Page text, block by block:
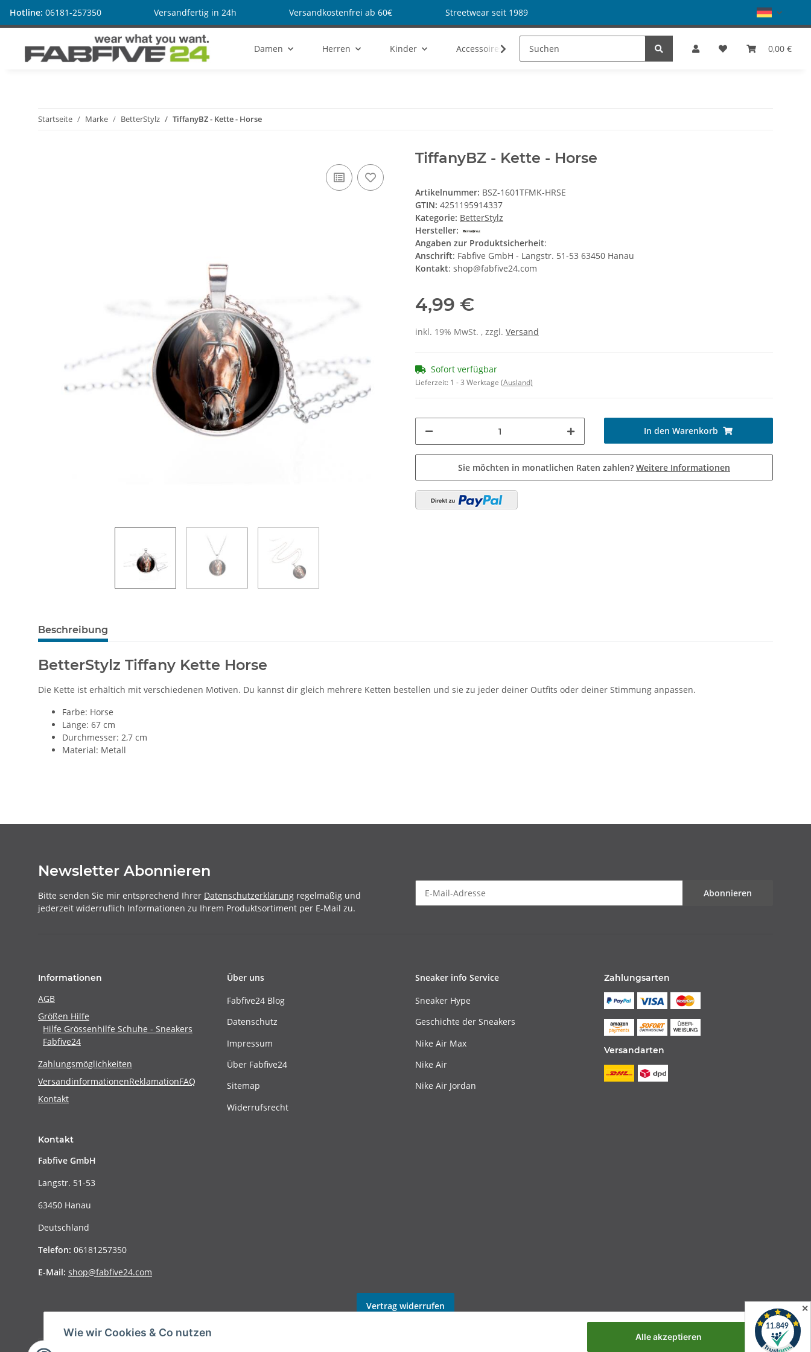
Hotline: 06181-257350 Versandfertig in 24h Versandkostenfrei ab 60€ Streetwear seit 1989
0,00 €
Damen Herren Kinder Accessoires Schuhe SALE Marke
Startseite Marke BetterStylz TiffanyBZ - Kette - Horse
TiffanyBZ - Kette - Horse
Artikelnummer: BSZ-1601TFMK-HRSE
GTIN: 4251195914337
Kategorie: BetterStylz
Hersteller:
Angaben zur Produktsicherheit:
Anschrift: Fabfive GmbH - Langstr. 51-53 63450 Hanau
Kontakt: shop@fabfive24.com
4,99 €
inkl. 19% MwSt. , zzgl. Versand
Sofort verfügbar
Lieferzeit: 1 - 3 Werktage (Ausland)
In den Warenkorb
Sie möchten in monatlichen Raten zahlen? Weitere Informationen
Beschreibung
BetterStylz Tiffany Kette Horse
Die Kette ist erhältich mit verschiedenen Motiven. Du kannst dir gleich mehrere Ketten bestellen und sie zu jeder deiner Outfits oder deiner Stimmung anpassen.
Farbe: Horse
Länge: 67 cm
Durchmesser: 2,7 cm
Material: Metall
Newsletter Abonnieren
Bitte senden Sie mir entsprechend Ihrer Datenschutzerklärung regelmäßig und
jederzeit widerruflich Informationen zu Ihrem Produktsortiment per E-Mail zu.
Abonnieren
Informationen
AGB
Größen Hilfe
Hilfe Grössenhilfe Schuhe - Sneakers
Fabfive24
Zahlungsmöglichkeiten
VersandinformationenReklamationFAQ
Kontakt
Über uns
Fabfive24 Blog
Datenschutz
Impressum
Über Fabfive24
Sitemap
Widerrufsrecht
Sneaker info Service
Sneaker Hype
Geschichte der Sneakers
Nike Air Max
Nike Air
Nike Air Jordan
Zahlungsarten
Versandarten
Kontakt
Fabfive GmbH
Langstr. 51-53
63450 Hanau
Deutschland
Telefon: 06181257350
E-Mail: shop@fabfive24.com
Vertrag widerrufen
Wie wir Cookies & Co nutzen Alle akzeptieren
✕